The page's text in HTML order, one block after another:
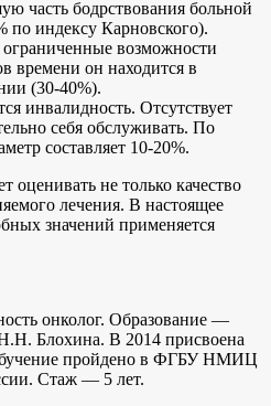
часть бодрствования больной
по индексу Карновского).
возможности
времени он находится в
(30-40%).
инвалидность. Отсутствует
себя обслуживать. По
составляет 10-20%.
оценивать не только качество
лечения. В настоящее
значений применяется
онколог. Образование —
Блохина. В 2014 присвоена
пройдено в ФГБУ НМИЦ
Стаж — 5 лет.